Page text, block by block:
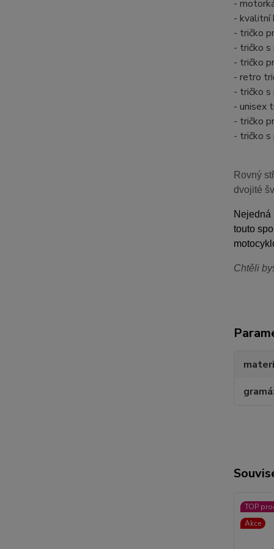
-
- kvalitní
- tričko
- tričko
- tričko
- retro
- tričko
- unisex
- tričko
- tričko
Rovný
dvojité
Nejedná
touto
Chtěli
TOP
Akce